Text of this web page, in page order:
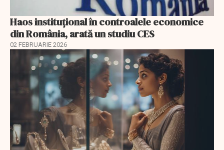
Haos instituțional în controalele economice
din România, arată un studiu CES
02 FEBRUARIE 2026